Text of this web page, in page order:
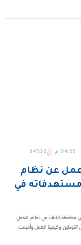
04:55 م 64532
عمل عن نظام
في
محافظة ابانات عن نظام العمل
وكيفية العمل.وأقيمت